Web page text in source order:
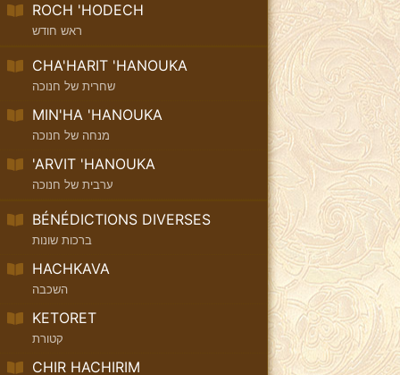
ROCH 'HODECH
ראש חודש
CHA'HARIT 'HANOUKA
שחרית של חנוכה
MIN'HA 'HANOUKA
מנחה של חנוכה
'ARVIT 'HANOUKA
ערבית של חנוכה
BÉNÉDICTIONS DIVERSES
ברכות שונות
HACHKAVA
השכבה
KETORET
קטורת
CHIR HACHIRIM